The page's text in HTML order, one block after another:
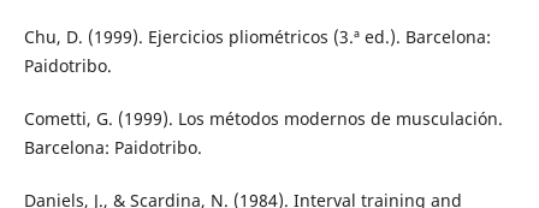
Chu, D. (1999). Ejercicios pliométricos (3.ª ed.). Barcelona:
Paidotribo.
Cometti, G. (1999). Los métodos modernos de musculación.
Barcelona: Paidotribo.
Daniels, J., & Scardina, N. (1984). Interval training and